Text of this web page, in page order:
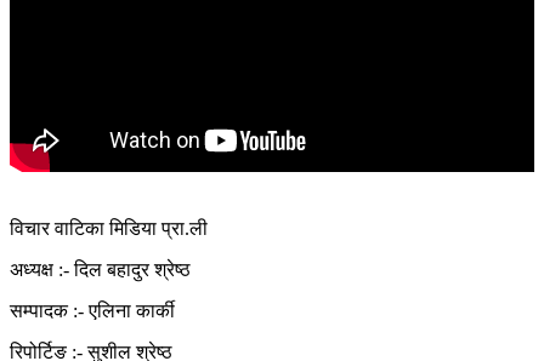
विचार वाटिका मिडिया प्रा.ली
अध्यक्ष :- दिल बहादुर श्रेष्ठ
सम्पादक :- एलिना कार्की
रिपोर्टिङ :- सुशील श्रेष्ठ